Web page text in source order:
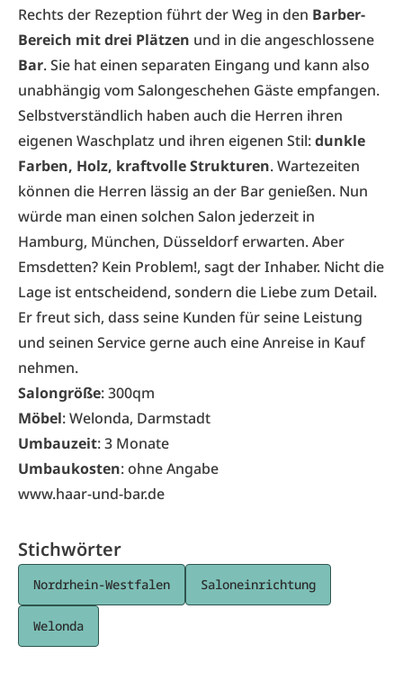
Rechts der Rezeption führt der Weg in den Barber-
Bereich mit drei Plätzen und in die angeschlossene
Bar. Sie hat einen separaten Eingang und kann also
unabhängig vom Salongeschehen Gäste empfangen.
Selbstverständlich haben auch die Herren ihren
eigenen Waschplatz und ihren eigenen Stil:dunkle
Farben, Holz, kraftvolle Strukturen. Wartezeiten
können die Herren lässig an der Bar genießen. Nun
würde man einen solchen Salon jederzeit in
Hamburg, München, Düsseldorf erwarten. Aber
Emsdetten? Kein Problem!, sagt der Inhaber. Nicht die
Lage ist entscheidend, sondern die Liebe zum Detail.
Er freut sich, dass seine Kunden für seine Leistung
und seinen Service gerne auch eine Anreise in Kauf
nehmen.
Salongröße: 300qm
Möbel: Welonda, Darmstadt
Umbauzeit: 3 Monate
Umbaukosten: ohne Angabe
www.haar-und-bar.de
Stichwörter
Nordrhein-Westfalen Saloneinrichtung
Welonda